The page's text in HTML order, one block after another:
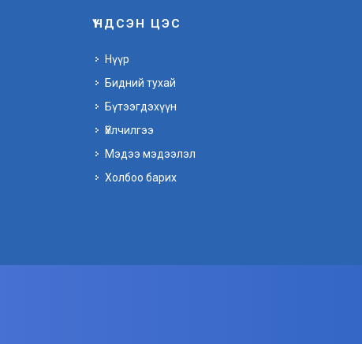
ҮНДСЭН ЦЭС
Нүүр
Бидний тухай
Бүтээгдэхүүн
Үйлчилгээ
Мэдээ мэдээлэл
Холбоо барих